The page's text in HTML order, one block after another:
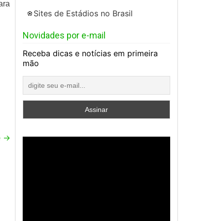
→
Sites de Estádios no Brasil
Novidades por e-mail
Receba dicas e notícias em primeira
mão